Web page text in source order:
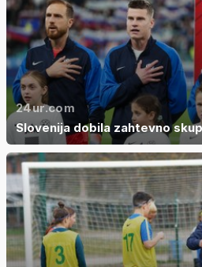
24ur.com
Slovenija dobila zahtevno